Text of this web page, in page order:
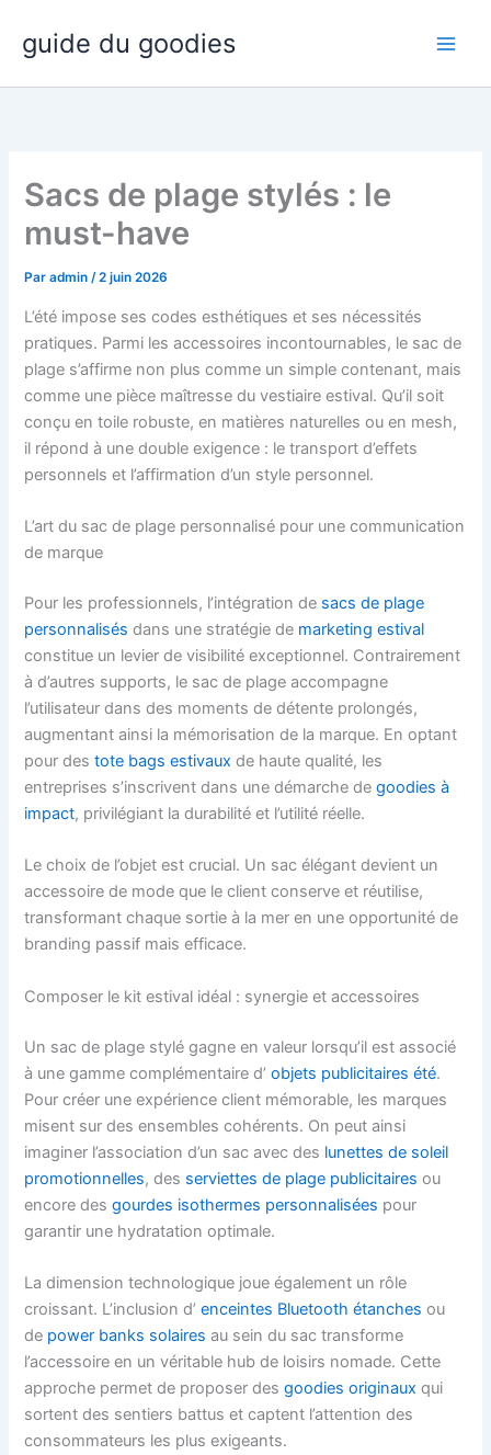
contenu
guide du goodies
Sacs de plage stylés : le
must-have
Paradmin/2 juin 2026
L’été impose ses codes esthétiques et ses nécessités
pratiques. Parmi les accessoires incontournables, le sac de
plage s’affirme non plus comme un simple contenant, mais
comme une pièce maîtresse du vestiaire estival. Qu’il soit
conçu en toile robuste, en matières naturelles ou en mesh,
il répond à une double exigence : le transport d’effets
personnels et l’affirmation d’un style personnel.
L’art du sac de plage personnalisé pour une communication
de marque
Pour les professionnels, l’intégration de sacs de plage
personnalisés dans une stratégie de marketing estival
constitue un levier de visibilité exceptionnel. Contrairement
à d’autres supports, le sac de plage accompagne
l’utilisateur dans des moments de détente prolongés,
augmentant ainsi la mémorisation de la marque. En optant
pour destote bags estivaux de haute qualité, les
entreprises s’inscrivent dans une démarche degoodies à
impact, privilégiant la durabilité et l’utilité réelle.
Le choix de l’objet est crucial. Un sac élégant devient un
accessoire de mode que le client conserve et réutilise,
transformant chaque sortie à la mer en une opportunité de
branding passif mais efficace.
Composer le kit estival idéal : synergie et accessoires
Un sac de plage stylé gagne en valeur lorsqu’il est associé
à une gamme complémentaire d’objets publicitaires été.
Pour créer une expérience client mémorable, les marques
misent sur des ensembles cohérents. On peut ainsi
imaginer l’association d’un sac avec des lunettes de soleil
promotionnelles, des serviettes de plage publicitaires ou
encore desgourdes isothermes personnalisées pour
garantir une hydratation optimale.
La dimension technologique joue également un rôle
croissant. L’inclusion d’enceintes Bluetooth étanches ou
de power banks solaires au sein du sac transforme
l’accessoire en un véritable hub de loisirs nomade. Cette
approche permet de proposer desgoodies originaux qui
sortent des sentiers battus et captent l’attention des
consommateurs les plus exigeants.